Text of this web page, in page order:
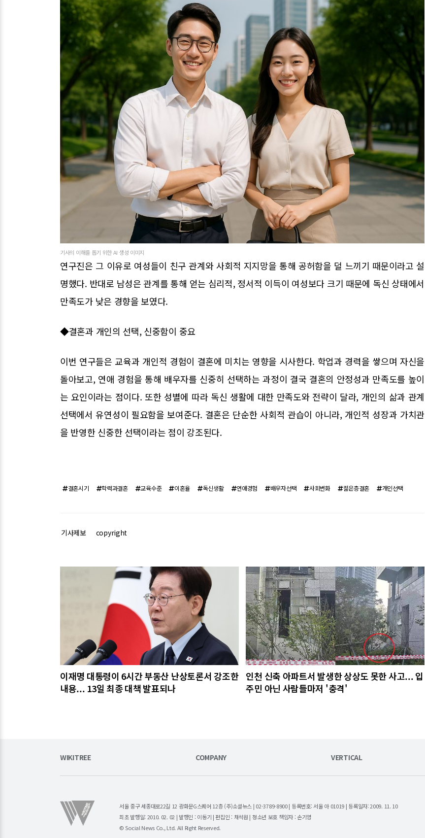
기사의 이해를 돕기 위한 AI 생성 이미지
연구진은 그 이유로 여성들이 친구 관계와 사회적 지지망을 통해 공허함을 덜 느끼기 때문이라고 설
명했다. 반대로 남성은 관계를 통해 얻는 심리적, 정서적 이득이 여성보다 크기 때문에 독신 상태에서
만족도가 낮은 경향을 보였다.
◆결혼과 개인의 선택, 신중함이 중요
이번 연구들은 교육과 개인적 경험이 결혼에 미치는 영향을 시사한다. 학업과 경력을 쌓으며 자신을
돌아보고, 연애 경험을 통해 배우자를 신중히 선택하는 과정이 결국 결혼의 안정성과 만족도를 높이
는 요인이라는 점이다. 또한 성별에 따라 독신 생활에 대한 만족도와 전략이 달라, 개인의 삶과 관계
선택에서 유연성이 필요함을 보여준다. 결혼은 단순한 사회적 관습이 아니라, 개인적 성장과 가치관
을 반영한 신중한 선택이라는 점이 강조된다.
결혼시기 학력과결혼 교육수준 이혼율 독신생활 연애경험 배우자선택 사회변화 젊은층결혼 개인선택
기사제보 copyright
관련기사
이재명 대통령이 6시간 부동산 난상토론서 강조한
내용... 13일 최종 대책 발표되나
인천 신축 아파트서 발생한 상상도 못한 사고... 입
주민 아닌 사람들마저 '충격'
WIKITREE COMPANY VERTICAL
서울 중구 세종대로22길 12 광화문G스퀘어 12층 (주)소셜뉴스 | 02-3789-8900 | 등록번호: 서울 아 01019 | 등록일자: 2009. 11. 10
최초 발행일: 2010. 02. 02 | 발행인 : 이동기 | 편집인 : 채석원 | 청소년 보호 책임자 : 손기영
© Social News Co., Ltd. All Right Reserved.